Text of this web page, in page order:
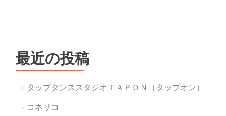
最近の投稿
タップダンススタジオＴＡＰＯＮ（タップオン）
コネリコ